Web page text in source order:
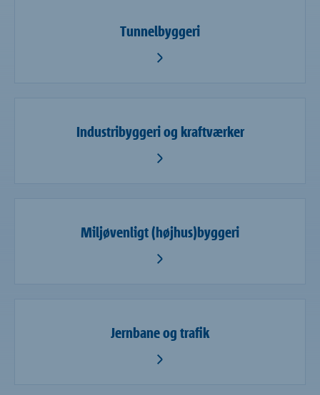
Tunnelbyggeri
Industribyggeri og kraftværker
Miljøvenligt (højhus)byggeri
Jernbane og trafik